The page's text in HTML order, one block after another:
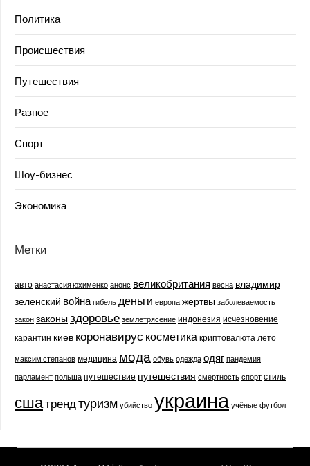
Политика
Происшествия
Путешествия
Разное
Спорт
Шоу-бизнес
Экономика
Метки
авто анастасия юхименко анонс великобритания весна владимир
зеленский война гибель деньги европа жертвы заболеваемость
закон законыздоровье землетрясение индонезия исчезновение
карантин киев коронавирус косметика криптовалюта лето
максим степанов медицина мода обувь одежда одяг пандемия
парламент польша путешествие путешествия смертность спорт стиль
сшатренд туризм убийство украина учёные футбол